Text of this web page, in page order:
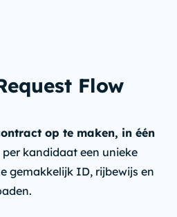
Flow
op te maken, in één
per kandidaat een unieke
gemakkelijk ID, rijbewijs en